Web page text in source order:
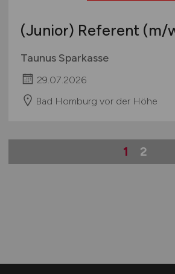
(Junior) Referent (m/
Taunus Sparkasse
29.07.2026
Bad Homburg vor der Höhe
1 2